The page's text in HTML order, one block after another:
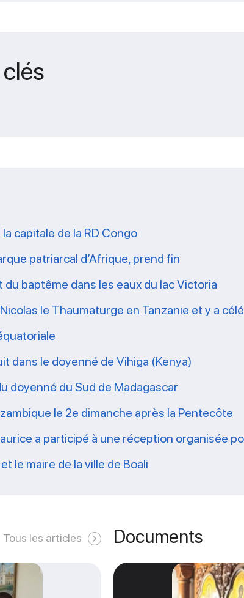
capitale de la RD Congo
patriarcal d’Afrique, prend fin
du baptême dans les eaux du lac Victoria
le Thaumaturge en Tanzanie et y a
dans le doyenné de Vihiga (Kenya)
doyenné du Sud de Madagascar
le 2e dimanche après la Pentecôte
a participé à une réception organisée
le maire de la ville de Boali
Tous les articles Documents